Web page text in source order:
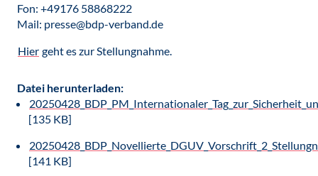
Fon: +49176 58868222
Mail: presse@bdp-verband.de
Hier geht es zur Stellungnahme.
Datei herunterladen:
[135 KB]
[141 KB]